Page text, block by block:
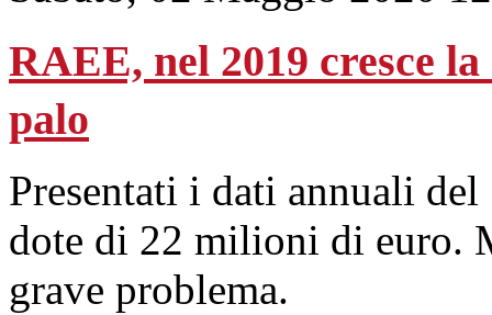
RAEE, nel 2019 cresce
palo
Presentati i dati annuali
dote di 22 milioni di euro.
grave problema.